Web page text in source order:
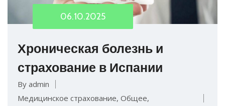
06.10.2025
Хроническая болезнь и
страхование в Испании
By admin
Медицинское страхование, Общее,